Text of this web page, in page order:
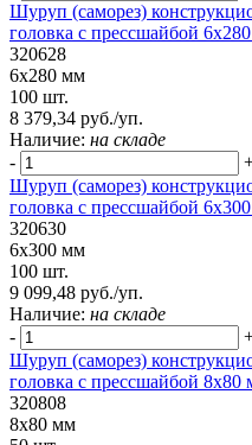
Шуруп (саморез)
головка с прессшайбой
320628
6х280 мм
100 шт.
8 379,34 руб./уп.
Наличие: на складе
-
Шуруп (саморез)
головка с прессшайбой
320630
6х300 мм
100 шт.
9 099,48 руб./уп.
Наличие: на складе
-
Шуруп (саморез)
головка с прессшайбой
320808
8х80 мм